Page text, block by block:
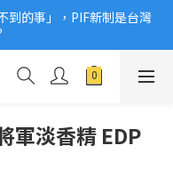
品身分證7月上路！消費者
到的事」，PIF新制是台灣
品身分證7月上路！消費者
淡香精 EDP